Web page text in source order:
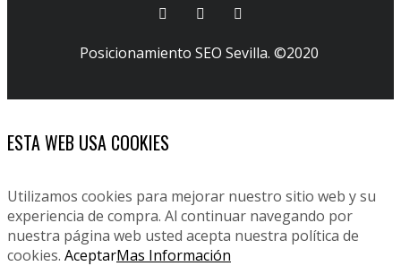
Posicionamiento SEO Sevilla. ©2020
ESTA WEB USA COOKIES
Utilizamos cookies para mejorar nuestro sitio web y su
experiencia de compra. Al continuar navegando por
nuestra página web usted acepta nuestra política de
cookies. AceptarMas Información